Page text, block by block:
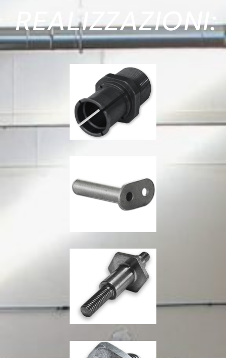
REALIZZAZIONI: